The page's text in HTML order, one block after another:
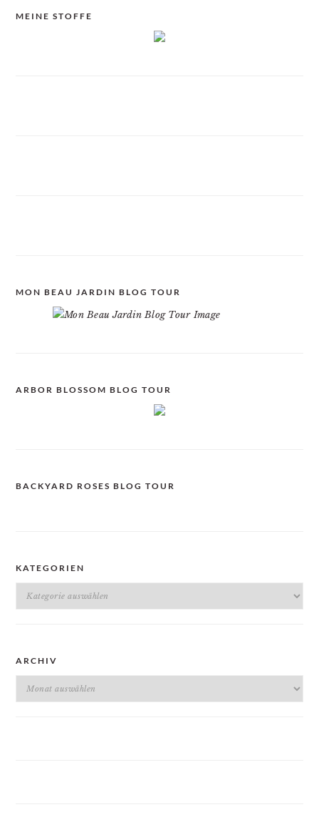
MEINE STOFFE
MON BEAU JARDIN BLOG TOUR
ARBOR BLOSSOM BLOG TOUR
BACKYARD ROSES BLOG TOUR
KATEGORIEN
Kategorien
ARCHIV
Archiv